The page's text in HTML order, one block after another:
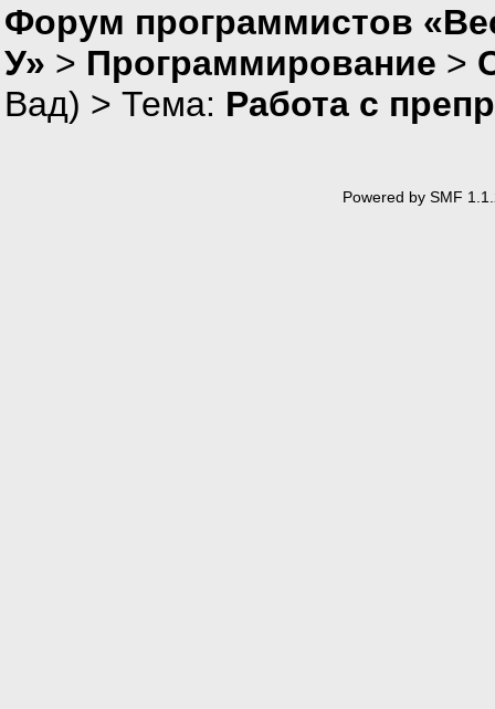
Форум программистов
У» > Программирование >
Вад) > Тема: Работа с
Powered by SMF